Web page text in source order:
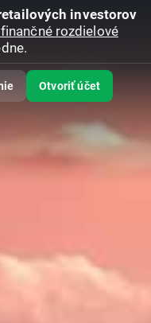
investorov
rozdielové
Otvoriť účet